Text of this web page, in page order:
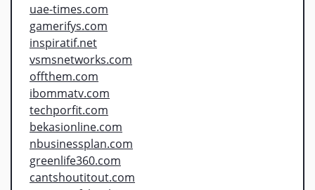
uae-times.com
gamerifys.com
inspiratif.net
vsmsnetworks.com
offthem.com
ibommatv.com
techporfit.com
bekasionline.com
nbusinessplan.com
greenlife360.com
cantshoutitout.com